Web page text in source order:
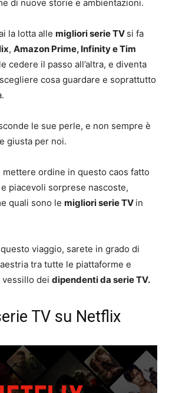
di nuove storie e ambientazioni.
la lotta alle migliori serie TV si fa
, Amazon Prime, Infinity e Tim
cedere il passo all’altra, e diventa
cosa guardare e soprattutto
le sue perle, e non sempre è
giusta per noi.
ordine in questo caos fatto
piacevoli sorprese nascoste,
quali sono le migliori serie TV in
viaggio, sarete in grado di
tra tutte le piattaforme e
dei dipendenti da serie TV.
TV su Netflix